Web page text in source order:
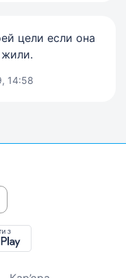
цели если она
жили.
14:58